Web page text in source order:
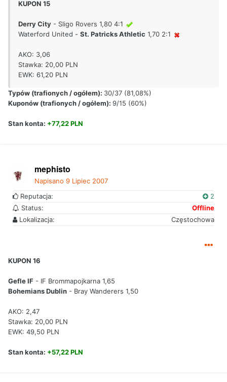
KUPON 15
Derry City - Sligo Rovers 1,80 4:1
Waterford United - St. Patricks Athletic 1,70 2:1
AKO: 3,06
Stawka: 20,00 PLN
EWK: 61,20 PLN
Typów (trafionych / ogółem): 30/37 (81,08%)
Kuponów (trafionych / ogółem): 9/15 (60%)
Stan konta: +77,22 PLN
mephisto
Napisano 9 Lipiec 2007
Reputacja:
2
Status:
Offline
Lokalizacja:
Częstochowa
KUPON 16
Gefle IF - IF Brommapojkarna 1,65
Bohemians Dublin - Bray Wanderers 1,50
AKO: 2,47
Stawka: 20,00 PLN
EWK: 49,50 PLN
Stan konta: +57,22 PLN